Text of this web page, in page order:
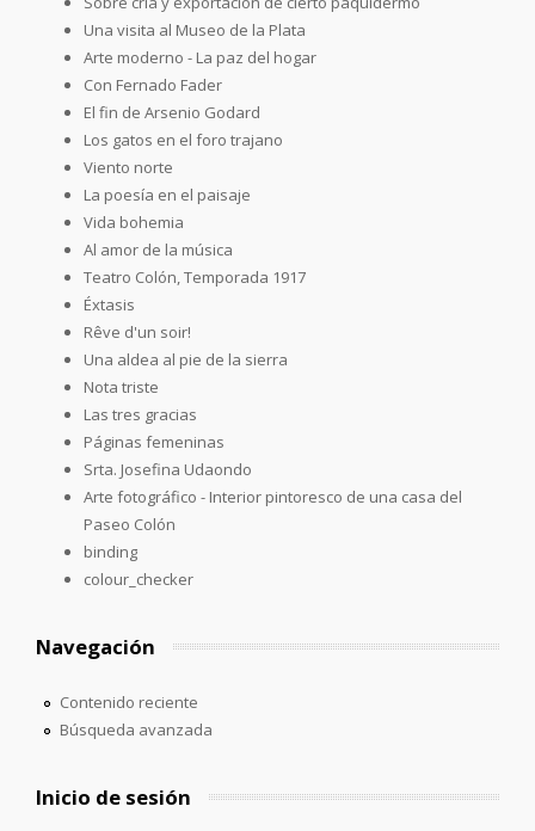
Una visita al Museo de la Plata
Arte moderno - La paz del hogar
Con Fernado Fader
El fin de Arsenio Godard
Los gatos en el foro trajano
Viento norte
La poesía en el paisaje
Vida bohemia
Al amor de la música
Teatro Colón, Temporada 1917
Éxtasis
Rêve d'un soir!
Una aldea al pie de la sierra
Nota triste
Las tres gracias
Páginas femeninas
Srta. Josefina Udaondo
Arte fotográfico - Interior pintoresco de una casa del
Paseo Colón
binding
colour_checker
Navegación
Contenido reciente
Búsqueda avanzada
Inicio de sesión